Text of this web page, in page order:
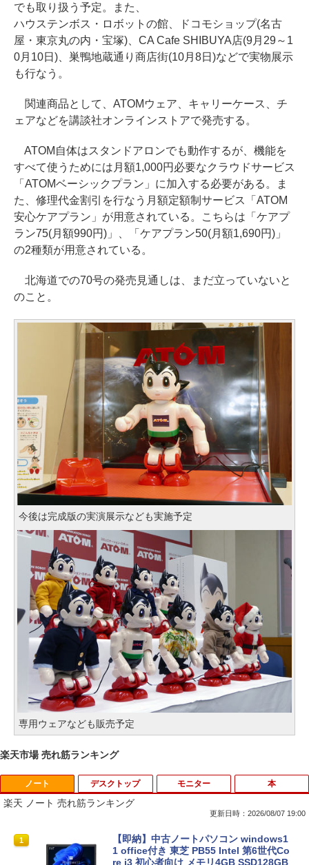
でも取り扱う予定。また、
ハウステンボス・ロボットの館、ドコモショップ(名古
屋・東京丸の内・宝塚)、CA Cafe SHIBUYA店(9月29～1
0月10日)、巣鴨地蔵通り商店街(10月8日)などで実物展示
も行なう。
関連商品として、ATOMウェア、キャリーケース、チ
ェアなどを講談社オンラインストアで発売する。
ATOM自体はスタンドアロンでも動作するが、機能を
すべて使うためには月額1,000円必要なクラウドサービス
「ATOMベーシックプラン」に加入する必要がある。ま
た、修理代金割引を行なう月額定額制サービス「ATOM
安心ケアプラン」が用意されている。こちらは「ケアプ
ラン75(月額990円)」、「ケアプラン50(月額1,690円)」
の2種類が用意されている。
北海道での70号の発売見通しは、まだ立っていないと
のこと。
今後は完成版の実演展示なども実施予定
専用ウェアなども販売予定
楽天市場 売れ筋ランキング
ノート
楽天 ノート 売れ筋ランキング
更新日時：2026/08/07 19:00
1
【即納】中古ノートパソコン windows1
1 office付き 東芝 PB55 Intel 第6世代Co
re i3 初心者向け メモリ4GB SSD128GB
デスクトップ モニター 本